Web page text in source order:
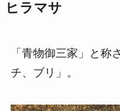
ヒラマサ
「青物御三家」と称
チ、ブリ」。